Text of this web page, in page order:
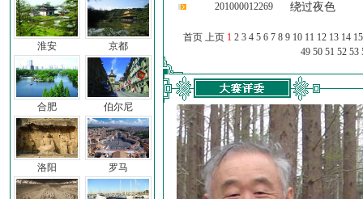
淮安
合肥
洛阳
京都
伯尔尼
罗马
201000012269 绕过夜色
首页 上页 1 2 3 4 5 6 7 8 9 10 11 12 13 14 15
49 50 51 52 53